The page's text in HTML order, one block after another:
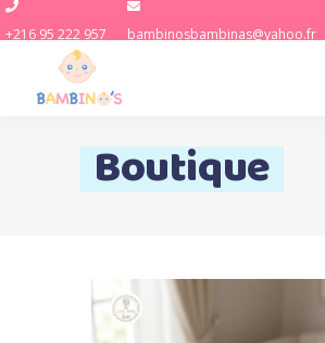
+216 95 222 957 bambinosbambinas@yahoo.fr
Boutique